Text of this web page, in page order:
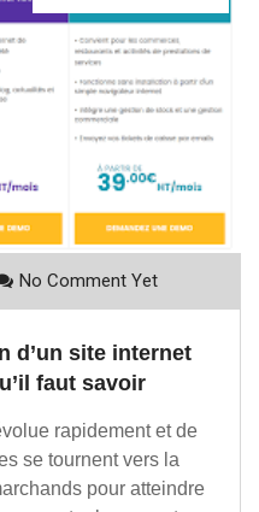
No Comment Yet
d’un site internet
faut savoir
rapidement et de
se tournent vers la
pour atteindre